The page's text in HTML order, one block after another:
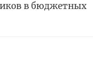
в бюджетных